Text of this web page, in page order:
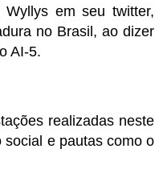
Wyllys em seu twitter,
no Brasil, ao dizer
AI-5.
realizadas neste
e pautas como o